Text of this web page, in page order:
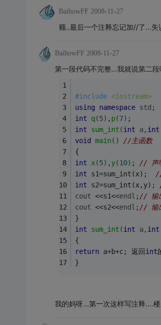
BaihowFF 2008-11-27
额..最后一个注释忘记加//了...失
BaihowFF 2008-11-27
第一段代码不完整...我就说第二
#include <iostream>
using
namespace std ;
int
q(5) , p(7) ;
int
sum_int (int a, int
void
main()
//主函数
{
int
x(5) , y(10) ; // 声
int s1=sum_int(x);
int s2=sum_int(x,y);
cout <<s1<<endl ; // 输
cout <<s2<<endl ; // 输
}
int
sum_int (int a, int
{
return a+b+c; 返回 int
}
我的妈呀...第一次这样写注释....